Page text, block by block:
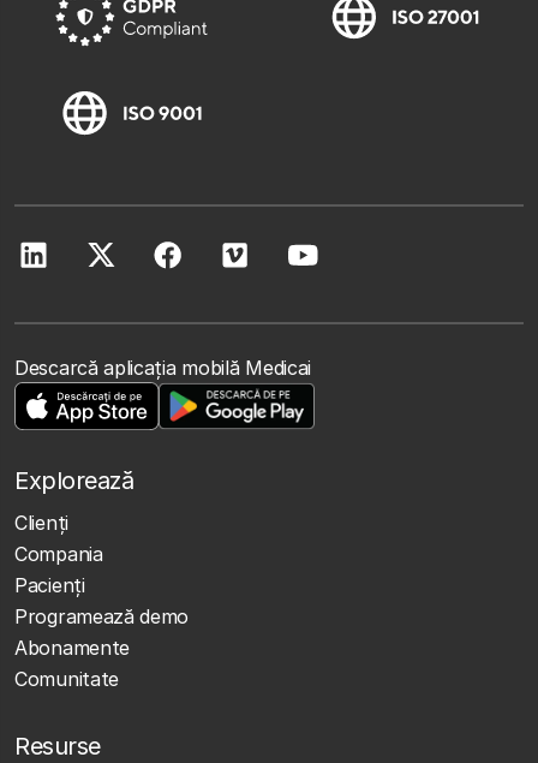
Descarcă aplicația mobilă Medicai
Explorează
Clienţi
Compania
Pacienți
Programează demo
Abonamente
Comunitate
Resurse